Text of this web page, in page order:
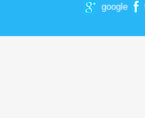
google